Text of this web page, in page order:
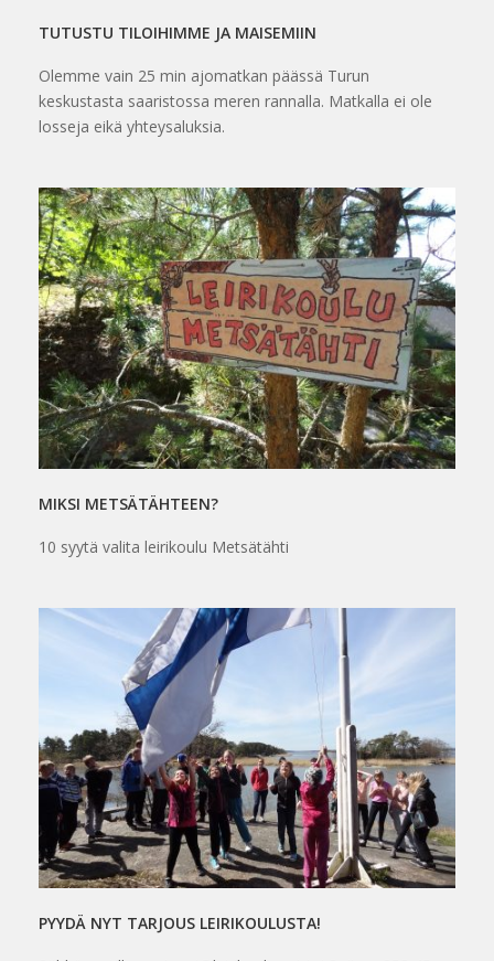
TUTUSTU TILOIHIMME JA MAISEMIIN
Olemme vain 25 min ajomatkan päässä Turun
keskustasta saaristossa meren rannalla. Matkalla ei ole
losseja eikä yhteysaluksia.
MIKSI METSÄTÄHTEEN?
10 syytä valita leirikoulu Metsätähti
PYYDÄ NYT TARJOUS LEIRIKOULUSTA!